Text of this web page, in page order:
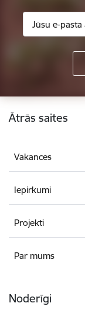
Kājene
Ātrās saites
Vakances
Iepirkumi
Projekti
Par mums
Noderīgi